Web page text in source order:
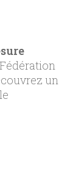
un